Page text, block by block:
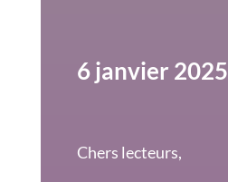
6 janvier 2025
Chers lecteurs,